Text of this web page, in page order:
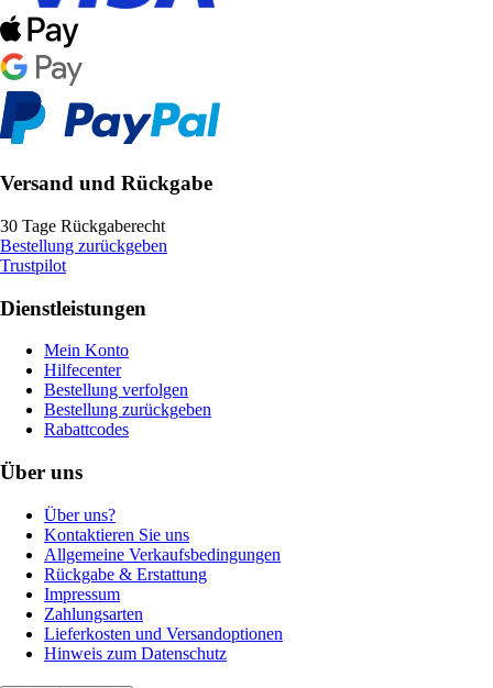
Versand und Rückgabe
30 Tage Rückgaberecht
Bestellung zurückgeben
Trustpilot
Dienstleistungen
Mein Konto
Hilfecenter
Bestellung verfolgen
Bestellung zurückgeben
Rabattcodes
Über uns
Über uns?
Kontaktieren Sie uns
Allgemeine Verkaufsbedingungen
Rückgabe & Erstattung
Impressum
Zahlungsarten
Lieferkosten und Versandoptionen
Hinweis zum Datenschutz